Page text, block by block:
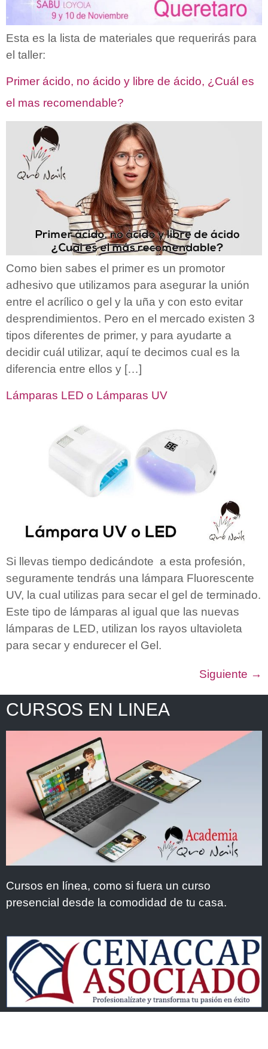
Esta es la lista de materiales que requerirás para
el taller:
Primer ácido, no ácido y libre de ácido, ¿Cuál es
el mas recomendable?
Como bien sabes el primer es un promotor
adhesivo que utilizamos para asegurar la unión
entre el acrílico o gel y la uña y con esto evitar
desprendimientos. Pero en el mercado existen 3
tipos diferentes de primer, y para ayudarte a
decidir cuál utilizar, aquí te decimos cual es la
diferencia entre ellos y […]
Lámparas LED o Lámparas UV
Si llevas tiempo dedicándote a esta profesión,
seguramente tendrás una lámpara Fluorescente
UV, la cual utilizas para secar el gel de terminado.
Este tipo de lámparas al igual que las nuevas
lámparas de LED, utilizan los rayos ultavioleta
para secar y endurecer el Gel.
Siguiente →
CURSOS EN LINEA
Cursos en línea, como si fuera un curso
presencial desde la comodidad de tu casa.